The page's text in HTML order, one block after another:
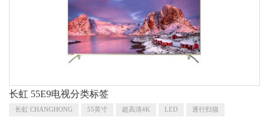
长虹 55E9电视分类标签
长虹 CHANGHONG 55英寸 超高清4K LED 逐行扫描